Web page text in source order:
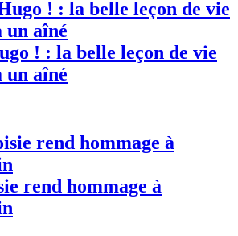
! : la belle leçon de vie
un aîné
rend hommage à